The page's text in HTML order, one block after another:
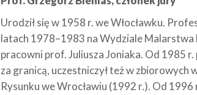
Urodził się w 1958 r. we Włocławku.
latach 1978–1983 na Wydziale Malarstwa
pracowni prof. Juliusza Joniaka. Od 1985
za granicą, uczestniczył też w
Rysunku we Wrocławiu (1992 r.). Od